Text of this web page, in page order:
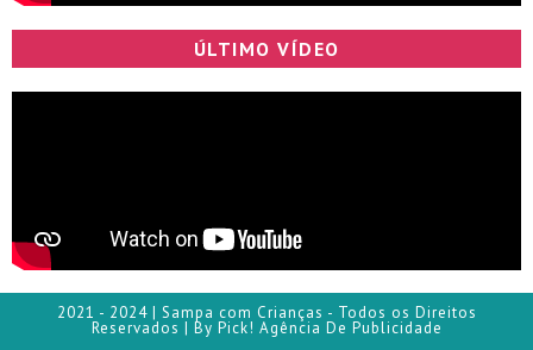
ÚLTIMO VÍDEO
2021 - 2024 | Sampa com Crianças - Todos os Direitos
Reservados | By Pick! Agência De Publicidade